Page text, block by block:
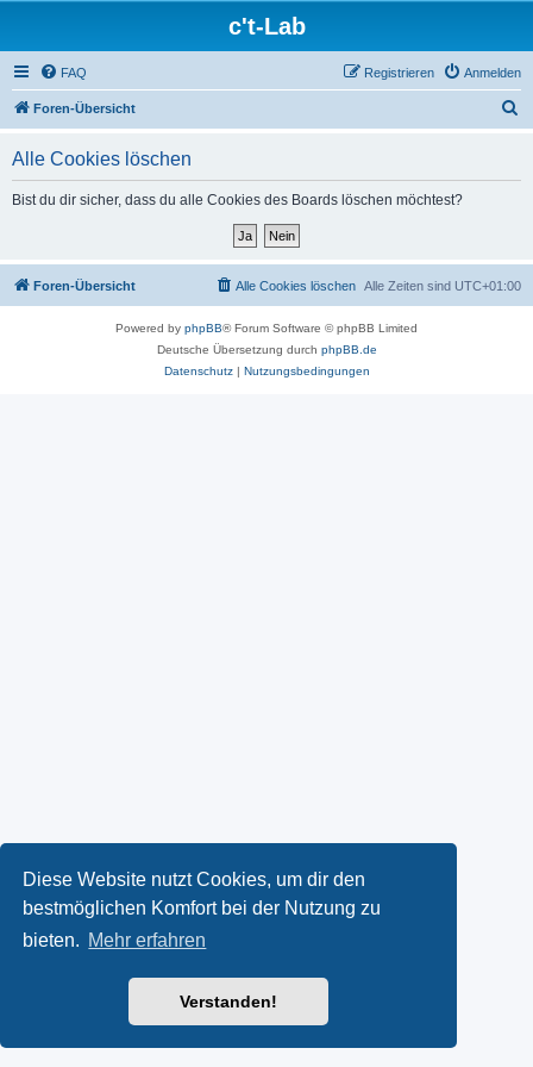
Diese Website nutzt Cookies, um dir den
bestmöglichen Komfort bei der Nutzung zu
bieten. Mehr erfahren
Verstanden!
c't-Lab
FAQ Anmelden
Registrieren
Foren-Übersicht
Alle Cookies löschen
Bist du dir sicher, dass du alle Cookies des Boards löschen möchtest?
Foren-Übersicht Alle Zeiten sind UTC+01:00
Alle Cookies löschen
Powered by phpBB® Forum Software © phpBB Limited
Deutsche Übersetzung durch phpBB.de
Datenschutz| Nutzungsbedingungen